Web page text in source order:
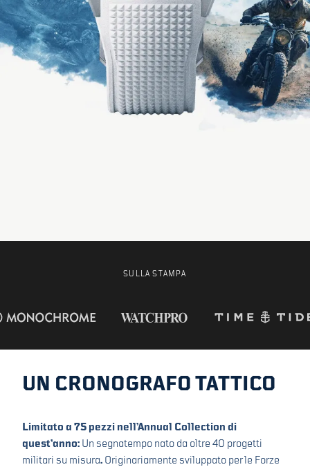
SULLA STAMPA
UN CRONOGRAFO TATTICO
Limitato a 75 pezzi nell’Annual Collection di
quest’anno: Un segnatempo nato da oltre 40 progetti
militari su misura. Originariamente sviluppato per le Forze